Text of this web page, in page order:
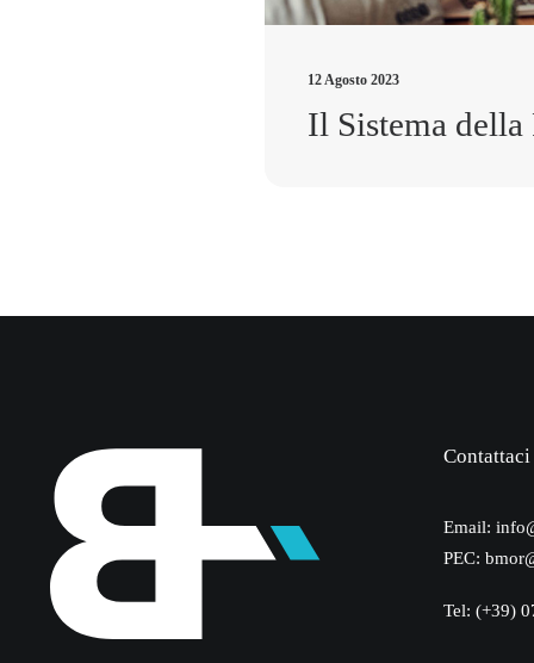
12 Agosto 2023
Il Sistema
Contattaci
Email:
PEC:
Tel: (+39)